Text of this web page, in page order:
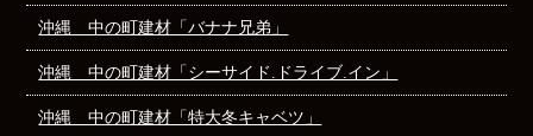
沖縄 中の町建材「バナナ兄弟」
沖縄 中の町建材「シーサイド.ドライブ.イン」
沖縄 中の町建材「特大冬キャベツ」